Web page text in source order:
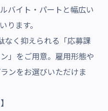
バイト・パートと幅広い
ります。
なく抑えられる「応募課
」をご用意。雇用形態や
ンをお選びいただけま